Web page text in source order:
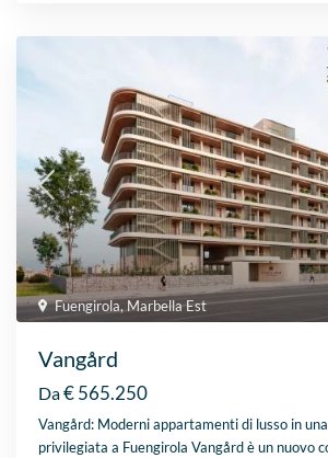
Fuengirola,Marbella Est
Vangård
Da€ 565.250
Vangård: Moderni appartamenti di lusso in
privilegiata a Fuengirola Vangård è un nuovo